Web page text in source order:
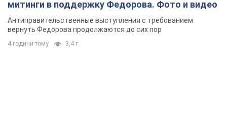
митинги в поддержку Федорова. Фото и видео
Антиправительственные выступления с требованием
вернуть Федорова продолжаются до сих пор
4 години тому 3,4 т.